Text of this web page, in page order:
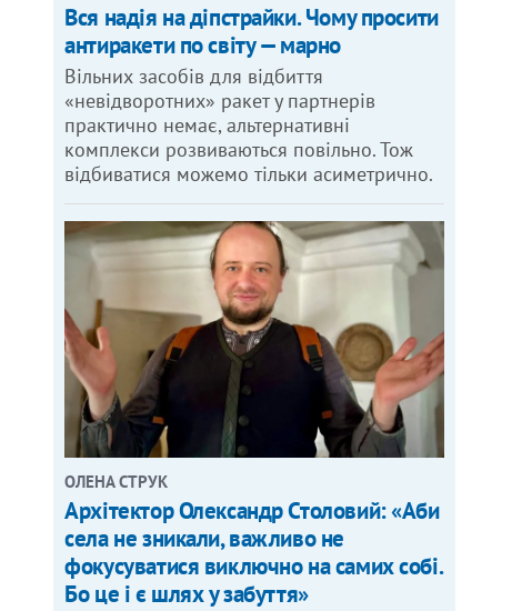
Вся надія на діпстрайки. Чому просити
антиракети по світу — марно
Вільних засобів для відбиття
«невідворотних» ракет у партнерів
практично немає, альтернативні
комплекси розвиваються повільно. Тож
відбиватися можемо тільки асиметрично.
ОЛЕНА СТРУК
Архітектор Олександр Столовий: «Аби
села не зникали, важливо не
фокусуватися виключно на самих собі.
Бо це і є шлях у забуття»